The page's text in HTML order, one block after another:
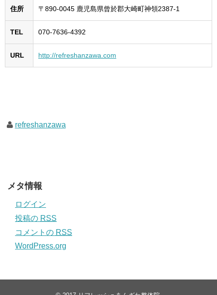
住所 〒890-0045 鹿児島県曾於郡大崎町神領2387-1
TEL 070-7636-4392
URL http://refreshanzawa.com
refreshanzawa
メタ情報
ログイン
投稿の RSS
コメントの RSS
WordPress.org